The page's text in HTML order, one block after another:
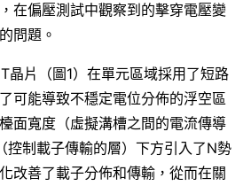
在偏壓測試中觀察到的擊穿電壓變
問題。
晶片（圖1）在單元區域採用了短路
可能導致不穩定電位分佈的浮空區
面寬度（虛擬溝槽之間的電流傳導
控制載子傳輸的層）下方引入了N勢
改善了載子分佈和傳輸，從而在關